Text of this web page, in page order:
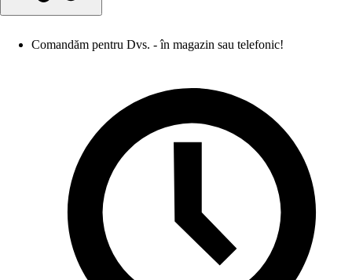
Comandăm pentru Dvs. - în magazin sau telefonic!